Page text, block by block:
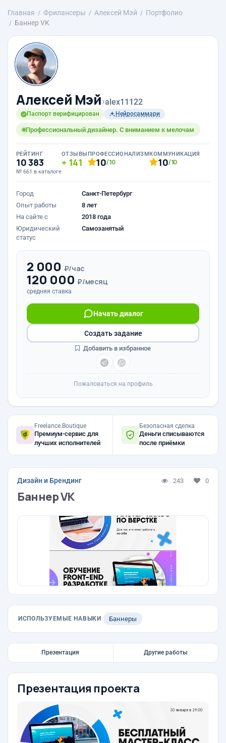
Главная Фрилансеры Алексей Мэй
Портфолио
Баннер VK
Алексей Мэй›alex11122
Паспорт верифицирован Нейросаммари
Профессиональный дизайнер. С вниманием к мелочам
РЕЙТИНГ
10 383
№ 661 в каталоге
ОТЗЫВЫ
141
ПРОФЕССИОНАЛИЗМ
10/10
КОММУНИКАЦИЯ
10/10
Город
Санкт-Петербург
Опыт работы
8 лет
На сайте с
2018 года
Юридический
статус
Самозанятый
2 000 ₽/час
120 000 ₽/месяц
средняя ставка
Начать диалог
Создать задание
Добавить в избранное
Пожаловаться на профиль
Freelance.Boutique
Премиум-сервис для
лучших исполнителей
Безопасная сделка
Деньги списываются
после приёмки
Дизайн и Брендинг 243 0
Баннер VK
ИСПОЛЬЗУЕМЫЕ НАВЫКИ Баннеры
Презентация Другие работы
Презентация проекта